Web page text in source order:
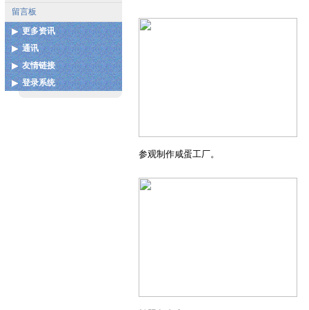
留言板
更多资讯
各地宗亲会通讯录
扩建图测
谢姓起源
通讯
联系我们
友情链接
中国泉州市谢氏宗亲联谊总
登录系统
参观制作咸蛋工厂。